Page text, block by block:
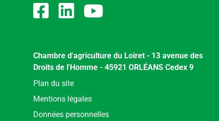
Chambre d'agriculture du Loiret - 13 avenue des
Droits de l'Homme - 45921 ORLÉANS Cedex 9
Menu
Pied
page
Plan du site
Mentions légales
Données personnelles